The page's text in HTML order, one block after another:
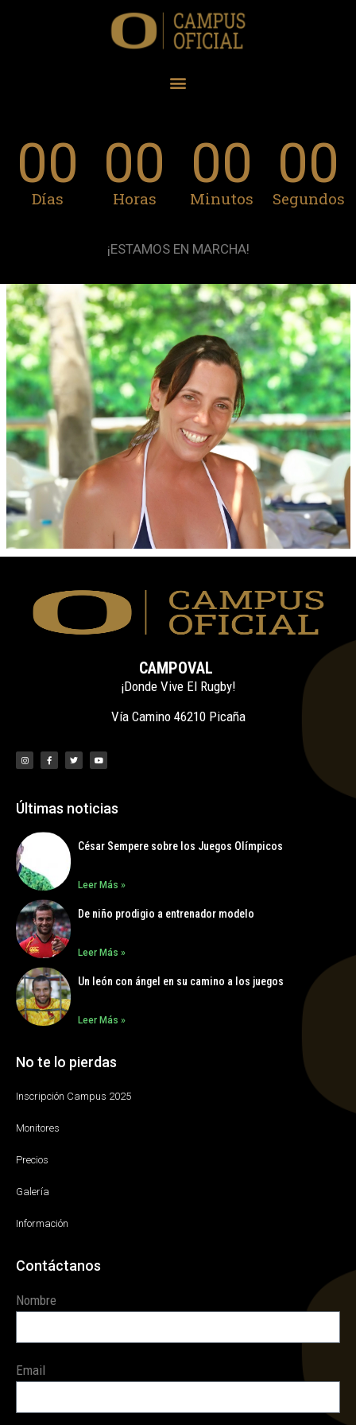
00
Días
00
Horas
00
Minutos
00
Segundos
¡ESTAMOS EN MARCHA!
CAMPOVAL
¡Donde Vive El Rugby!
Vía Camino 46210 Picaña
Últimas noticias
César Sempere sobre los Juegos Olímpicos
Leer Más »
De niño prodigio a entrenador modelo
Leer Más »
Un león con ángel en su camino a los juegos
Leer Más »
No te lo pierdas
Inscripción Campus 2025
Monitores
Precios
Galería
Información
Contáctanos
Nombre
Email